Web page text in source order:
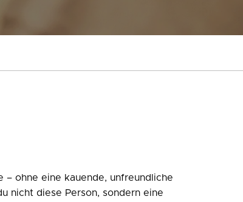
– ohne eine kauende, unfreundliche
nicht diese Person, sondern eine